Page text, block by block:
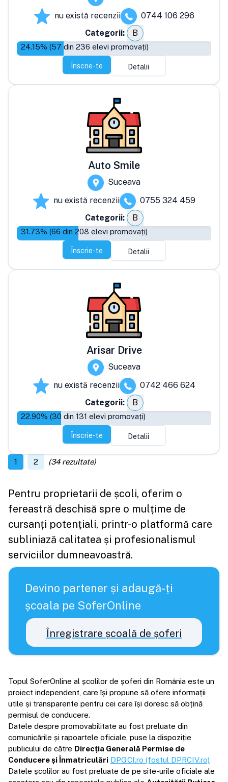
nu există recenzii
0744 106 296
Categorii:
B
24.15% (57 din 236 elevi promovați)
Înscrie-te Detalii
Auto Smile
Suceava
nu există recenzii
0755 324 459
Categorii:
B
31.73% (66 din 208 elevi promovați)
Înscrie-te Detalii
Arisar Drive
Suceava
nu există recenzii
0742 466 624
Categorii:
B
22.90% (30 din 131 elevi promovați)
Înscrie-te Detalii
1 2 (34rezultate)
Pentru proprietarii de școli, oferim o
fereastră deschisă spre o mulțime de
cursanți potențiali, printr-o platformă care
subliniază calitatea și profesionalismul
serviciilor dumneavoastră.
Devino partener și adaugă-ți
școala pe SoferOnline
Înregistrare școală de șoferi
Topul SoferOnline al școlilor de șoferi din România este un
proiect independent, care își propune să ofere informații
utile și transparente pentru cei care își doresc să obțină
permisul de conducere.
Datele despre promovabilitate au fost preluate din
comunicările și rapoartele oficiale, puse la dispoziție
publicului de către Direcția Generală Permise de
Conducere și Înmatriculări DPGCI.ro (fostul DPRCIV.ro)
Datele școlilor au fost preluate de pe site-urile oficiale ale